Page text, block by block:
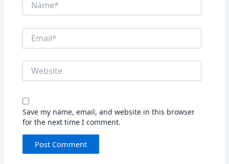
Save my name, email, and website in this browser
for the next time I comment.